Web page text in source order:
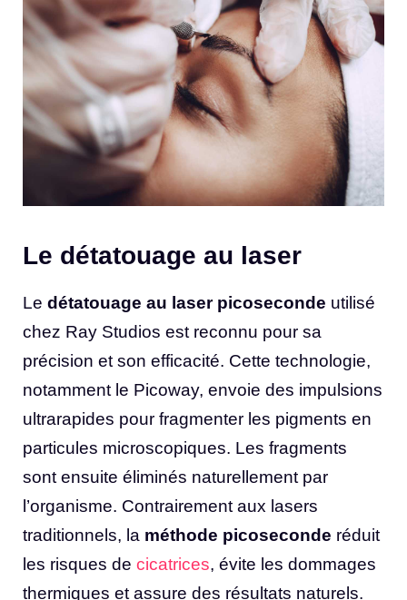
Le détatouage au laser
Le détatouage au laser picoseconde utilisé
chez Ray Studios est reconnu pour sa
précision et son efficacité. Cette technologie,
notamment le Picoway, envoie des impulsions
ultrarapides pour fragmenter les pigments en
particules microscopiques. Les fragments
sont ensuite éliminés naturellement par
l’organisme. Contrairement aux lasers
traditionnels, la méthode picoseconde réduit
les risques de cicatrices, évite les dommages
thermiques et assure des résultats naturels.